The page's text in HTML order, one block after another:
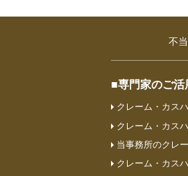
不
■専門家のご活
クレーム・カス
クレーム・カス
当事務所のクレ
クレーム・カス